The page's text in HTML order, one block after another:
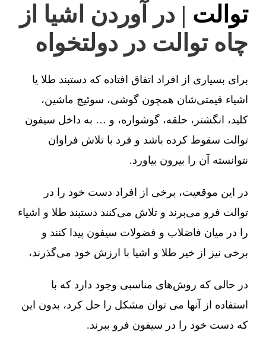
توالت | در آوردن اشیا از
چاه توالت در دولتخواه
برای بسیاری از افراد اتفاق افتاده که دستبند طلا یا
اشیاء قیمتی‌شان همچون گوشی، سوئیچ ماشین،
کلید، انگشتر، حلقه، گوشواره، و … به داخل سیفون
توالت سقوط کرده باشد و فرد با تلاش فراوان
نتوانسته آن را بیرون بیاورد.
در این موقعیت، برخی از افراد دست خود را در
توالت فرو می‌برند و تلاش می‌کنند دستبند طلا و اشیاء
را در میان فاضلاب و فضولات سیفون پیدا کنند و
برخی نیز از خیر طلا و اشیا با ارزش خود می‌گذرند،
در حالی که روش‌های مناسبی وجود دارد که با
استفاده از آنها می توان مشکل را حل کرد، بدون این
که دست خود را در سیفون فرو ببرند.